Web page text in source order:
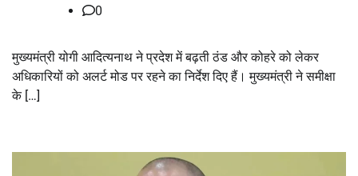
0
मुख्यमंत्री योगी आदित्यनाथ ने प्रदेश में बढ़ती ठंड और कोहरे को लेकर
अधिकारियों को अलर्ट मोड पर रहने का निर्देश दिए हैं। मुख्यमंत्री ने समीक्षा
के […]